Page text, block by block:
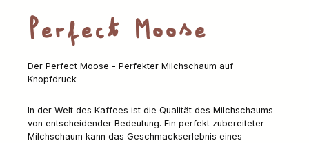
Perfect Moose
Der Perfect Moose - Perfekter Milchschaum auf
Knopfdruck
In der Welt des Kaffees ist die Qualität des Milchschaums
von entscheidender Bedeutung. Ein perfekt zubereiteter
Milchschaum kann das Geschmackserlebnis eines